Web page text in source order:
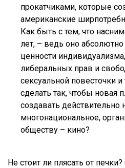
прокатчиками, которые
американские
Как быть с тем, что
лет, – ведь оно абсолютно
ценности
либеральных прав и
сексуальной повесточки
сделать так, чтобы новая
создавать действительно
многонациональное,
обществу – кино?
Не стоит ли плясать от